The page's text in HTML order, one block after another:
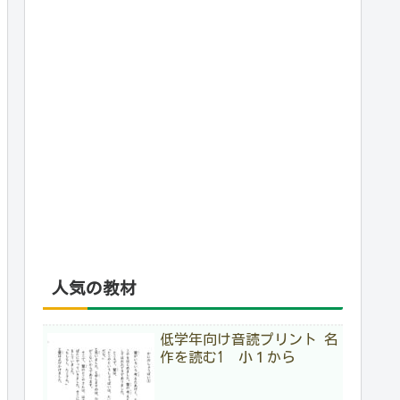
人気の教材
低学年向け音読プリント 名
作を読む1 小１から